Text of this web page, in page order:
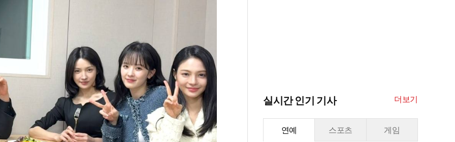
실시간 인기 기사 더보기
연예 스포츠 게임